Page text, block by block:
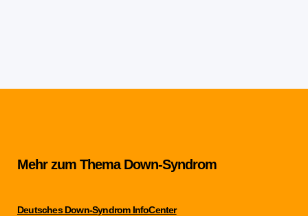
Mehr zum Thema Down-Syndrom
Deutsches Down-Syndrom InfoCenter